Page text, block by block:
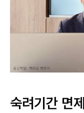
숙려기간 면